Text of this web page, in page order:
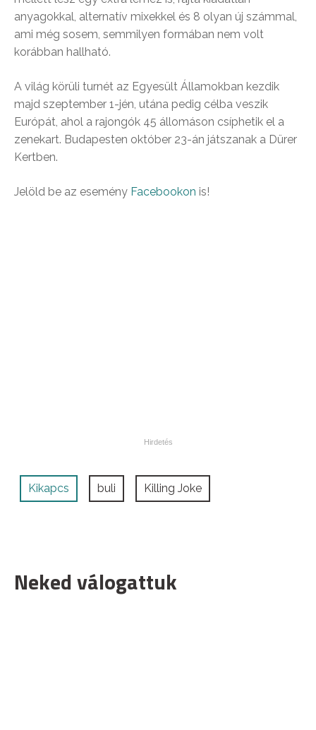
anyagokkal, alternatív mixekkel és 8 olyan új számmal,
ami még sosem, semmilyen formában nem volt
korábban hallható.
A világ körüli turnét az Egyesült Államokban kezdik
majd szeptember 1-jén, utána pedig célba veszik
Európát, ahol a rajongók 45 állomáson csíphetik el a
zenekart. Budapesten október 23-án játszanak a Dürer
Kertben.
Jelöld be az esemény Facebookon is!
Kikapcs buli Killing Joke
Neked válogattuk